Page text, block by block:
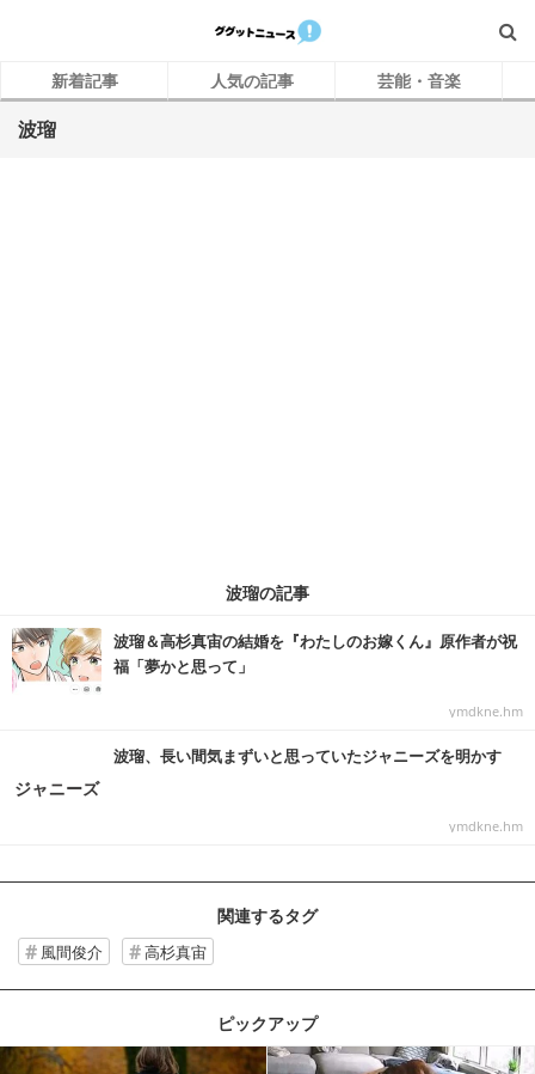
新着記事 人気の記事 芸能・音楽
波瑠
波瑠の記事
波瑠＆高杉真宙の結婚を『わたしのお嫁くん』原作者が祝
福「夢かと思って」
ymdkne.hm
波瑠、長い間気まずいと思っていたジャニーズを明かす
ymdkne.hm
関連するタグ
風間俊介 高杉真宙
ピックアップ
記事を読む